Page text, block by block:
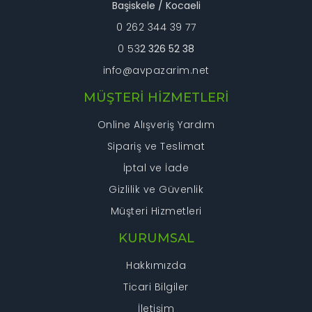
Başiskele / Kocaeli
0 262 344 39 77
0 532 326 52 38
info@avpazarim.net
MÜŞTERİ HİZMETLERİ
Online Alışveriş Yardım
Sipariş ve Teslimat
İptal ve İade
Gizlilik ve Güvenlik
Müşteri Hizmetleri
KURUMSAL
Hakkımızda
Ticari Bilgiler
İletişim